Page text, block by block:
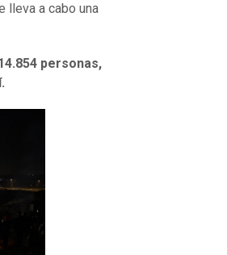
lleva a cabo una
personas,